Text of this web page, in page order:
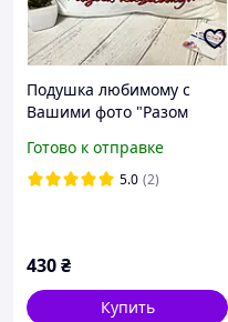
Подушка любимому c
Вашими фото "Разом
Готово к отправке
5.0 (2)
430₴
Купить